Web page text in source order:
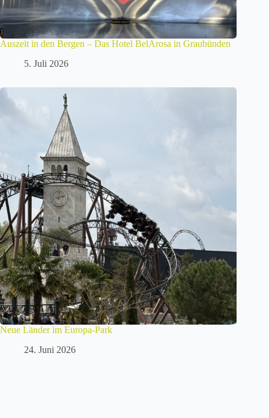
Auszeit in den Bergen – Das Hotel BelArosa in Graubünden
5. Juli 2026
Neue Länder im Europa-Park
24. Juni 2026